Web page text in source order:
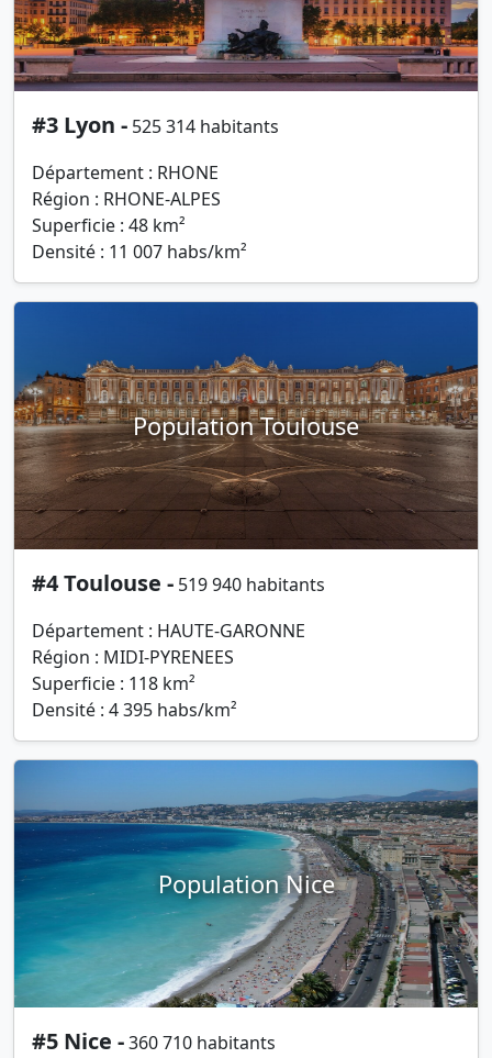
#3 Lyon - 525 314 habitants
Département : RHONE
Région : RHONE-ALPES
Superficie : 48 km²
Densité : 11 007 habs/km²
Population Toulouse
#4 Toulouse - 519 940 habitants
Département : HAUTE-GARONNE
Région : MIDI-PYRENEES
Superficie : 118 km²
Densité : 4 395 habs/km²
Population Nice
#5 Nice -360 710 habitants